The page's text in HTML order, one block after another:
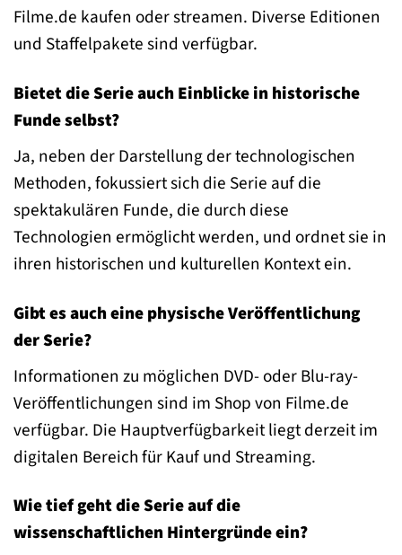
Filme.de kaufen oder streamen. Diverse Editionen
und Staffelpakete sind verfügbar.
Bietet die Serie auch Einblicke in historische
Funde selbst?
Ja, neben der Darstellung der technologischen
Methoden, fokussiert sich die Serie auf die
spektakulären Funde, die durch diese
Technologien ermöglicht werden, und ordnet sie in
ihren historischen und kulturellen Kontext ein.
Gibt es auch eine physische Veröffentlichung
der Serie?
Informationen zu möglichen DVD- oder Blu-ray-
Veröffentlichungen sind im Shop von Filme.de
verfügbar. Die Hauptverfügbarkeit liegt derzeit im
digitalen Bereich für Kauf und Streaming.
Wie tief geht die Serie auf die
wissenschaftlichen Hintergründe ein?